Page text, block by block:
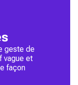
geste de
vague et
façon